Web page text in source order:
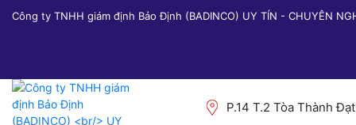
Công ty TNHH giám định Bảo Định (BADINCO) UY TÍN - CHUYÊN
P.14 T.2 Tòa Thành